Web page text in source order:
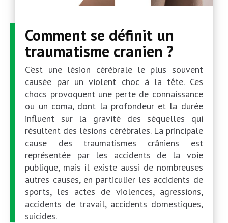
Comment se définit un
traumatisme cranien ?
C’est une lésion cérébrale le plus souvent
causée par un violent choc à la tête. Ces
chocs provoquent une perte de connaissance
ou un coma, dont la profondeur et la durée
influent sur la gravité des séquelles qui
résultent des lésions cérébrales. La principale
cause des traumatismes crâniens est
représentée par les accidents de la voie
publique, mais il existe aussi de nombreuses
autres causes, en particulier les accidents de
sports, les actes de violences, agressions,
accidents de travail, accidents domestiques,
suicides.